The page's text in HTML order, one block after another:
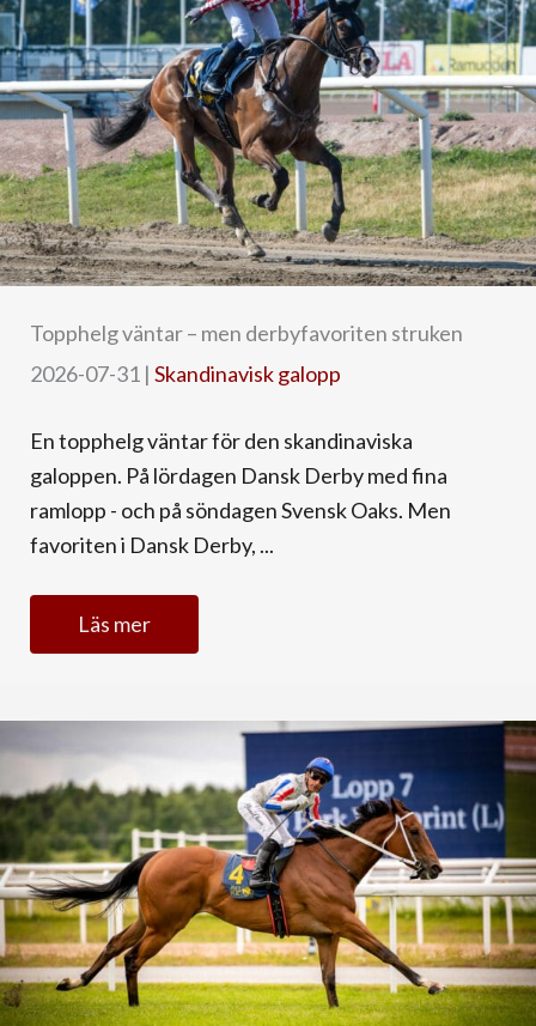
Topphelg väntar – men derbyfavoriten struken
2026-07-31 | Skandinavisk galopp
En topphelg väntar för den skandinaviska
galoppen. På lördagen Dansk Derby med fina
ramlopp - och på söndagen Svensk Oaks. Men
favoriten i Dansk Derby, ...
Läs mer